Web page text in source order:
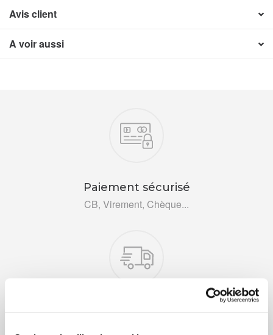
Avis client
A voir aussi
Paiement sécurisé
CB, Virement, Chèque...
Livraison rapide 48h